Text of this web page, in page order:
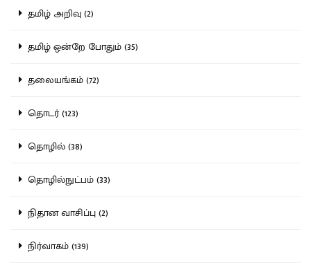
தமிழ் அறிவு (2)
தமிழ் ஒன்றே போதும் (35)
தலையங்கம் (72)
தொடர் (123)
தொழில் (38)
தொழில்நுட்பம் (33)
நிதான வாசிப்பு (2)
நிர்வாகம் (139)